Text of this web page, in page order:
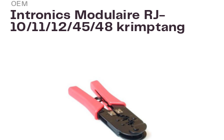
OEM
Intronics Modulaire RJ-
10/11/12/45/48 krimptang